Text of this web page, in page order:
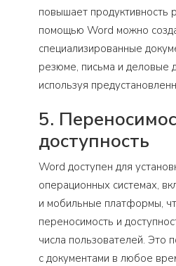
повышает продуктивность
помощью Word можно
специализированные
резюме, письма и деловые
используя
5.
доступность
Word доступен для
операционных системах,
и мобильные платформы,
переносимость и
числа пользователей. Это
с документами в любое